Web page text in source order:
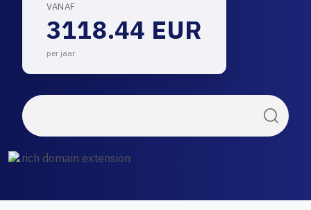
VANAF
3118.44 EUR
per jaar